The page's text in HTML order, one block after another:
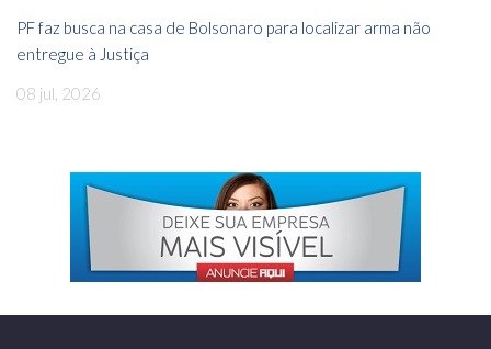
PF faz busca na casa de Bolsonaro para localizar arma não
entregue à Justiça
08 jul, 2026